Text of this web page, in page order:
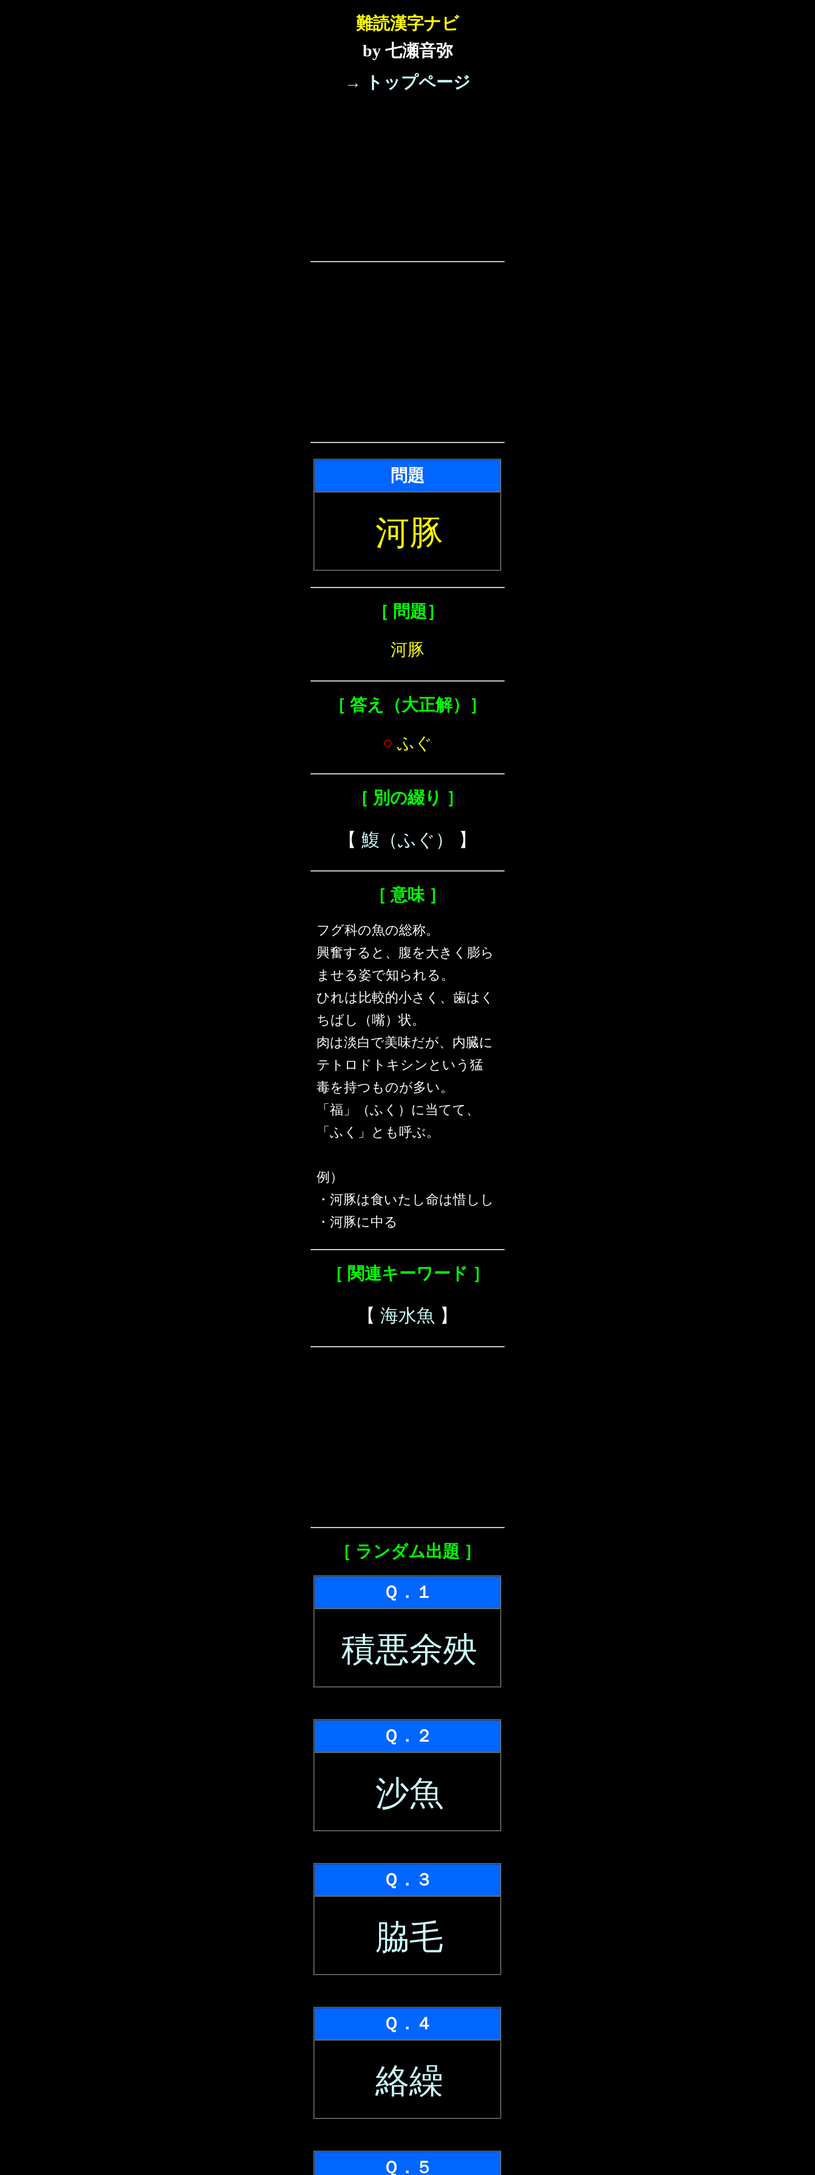
難読漢字ナビ
by 七瀬音弥
→ トップページ
問題
河豚
［ 問題］
河豚
［ 答え（大正解）］
○ ふぐ
［ 別の綴り ］
【 鰒（ふぐ） 】
［ 意味 ］
フグ科の魚の総称。
興奮すると、腹を大きく膨ら
ませる姿で知られる。
ひれは比較的小さく、歯はく
ちばし（嘴）状。
肉は淡白で美味だが、内臓に
テトロドトキシンという猛
毒を持つものが多い。
「福」（ふく）に当てて、
「ふく」とも呼ぶ。
例）
・河豚は食いたし命は惜しし
・河豚に中る
［ 関連キーワード ］
【 海水魚 】
［ ランダム出題 ］
Ｑ．１
積悪余殃
Ｑ．２
沙魚
Ｑ．３
脇毛
Ｑ．４
絡繰
Ｑ．５